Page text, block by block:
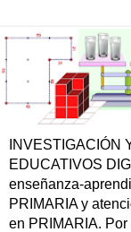
INVESTIGACIÓN
EDUCATIVOS
enseñanza-
PRIMARIA y
en PRIMARIA.